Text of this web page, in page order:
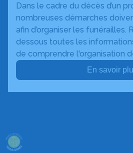
Dans le cadre du décès d’un
nombreuses démarches
afin d’organiser les funérailles.
dessous toutes les
de comprendre l'organisation
En savoir